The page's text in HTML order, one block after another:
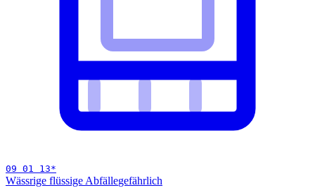
09 01 13*
Wässrige flüssige Abfällegefährlich